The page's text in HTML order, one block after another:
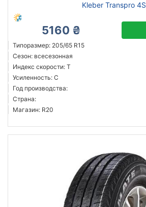
Kleber Transpro 4S
5160 ₴
Типоразмер: 205/65 R15
Сезон: всесезонная
Индекс скорости: T
Усиленность: C
Год производства:
Страна:
Магазин: R20